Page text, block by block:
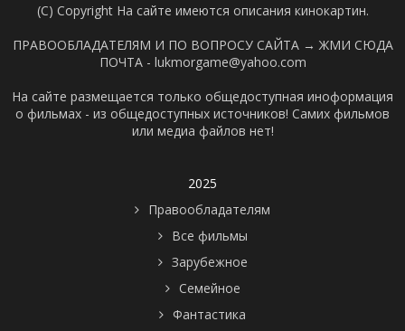
(C) Copyright На сайте имеются описания кинокартин.
ПРАВООБЛАДАТЕЛЯМ И ПО ВОПРОСУ САЙТА → ЖМИ СЮДА
ПОЧТА - lukmorgame@yahoo.com
На сайте размещается только общедоступная иноформация
о фильмах - из общедоступных источников! Самих фильмов
или медиа файлов нет!
2025
Правообладателям
Все фильмы
Зарубежное
Семейное
Фантастика